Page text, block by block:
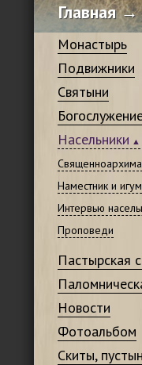
Главная →
Монастырь
Подвижники
Святыни
Насельники
Наместник и
Интервью
Проповеди
Пастырская
Новости
Фотоальбом
Скиты,